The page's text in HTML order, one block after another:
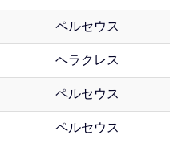
ペルセウス
ヘラクレス
ペルセウス
ペルセウス